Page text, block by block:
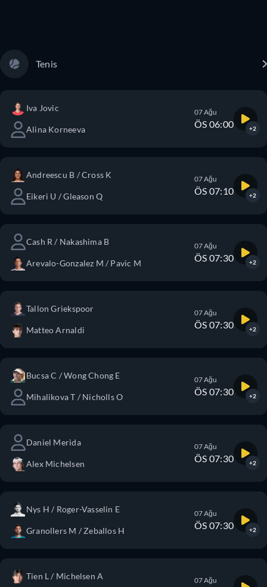
Tenis
Iva Jovic
Alina Korneeva
07 Ağu
ÖS 06:00 +2
Andreescu B / Cross K
Eikeri U / Gleason Q
07 Ağu
ÖS 07:10 +2
Cash R / Nakashima B
Arevalo-Gonzalez M / Pavic M
07 Ağu
ÖS 07:30 +2
Tallon Griekspoor
Matteo Arnaldi
07 Ağu
ÖS 07:30 +2
Bucsa C / Wong Chong E
Mihalikova T / Nicholls O
07 Ağu
ÖS 07:30 +2
Daniel Merida
Alex Michelsen
07 Ağu
ÖS 07:30 +2
Nys H / Roger-Vasselin E
Granollers M / Zeballos H
07 Ağu
ÖS 07:30 +2
Tien L / Michelsen A 07 Ağu